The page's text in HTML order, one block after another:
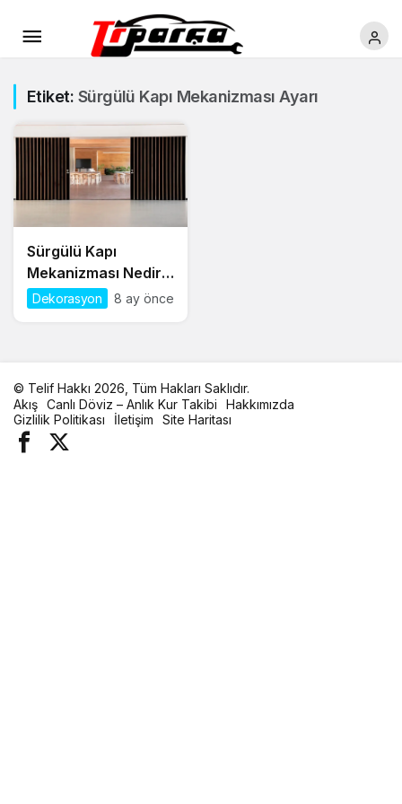
Etiket: Sürgülü Kapı Mekanizması Ayarı
Sürgülü Kapı
Mekanizması Nedir?
2026 Sürgülü Kapı
Dekorasyon 8 ay önce
© Telif Hakkı 2026, Tüm Hakları Saklıdır.
Akış Canlı Döviz – Anlık Kur Takibi
Hakkımızda
Gizlilik Politikası
İletişim Site Haritası